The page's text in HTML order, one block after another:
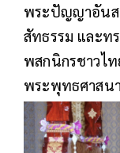
พระปัญญาอันส
สัทธรรม และท
พสกนิกรชาวไ
พระพุทธศาสนา